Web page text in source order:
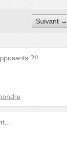
Suivant →
?!!